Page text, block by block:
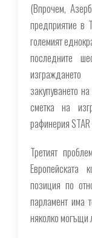
(Впрочем,
предприятие в
големият
последните
закупуването
сметка на
рафинерия
Третият
Европейската
позиция по
парламент има
няколко могъщи